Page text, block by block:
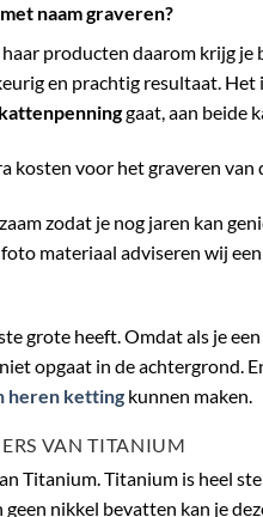
naam graveren?
producten daarom krijg je
en prachtig resultaat.
kattenpenninggaat, aan beide
kosten voor het graveren van
zodat je nog jaren kan
materiaal adviseren wij
grote heeft. Omdat als je
opgaat in de achtergrond.
heren ketting kunnen maken.
VAN TITANIUM
Titanium. Titanium is heel
geen nikkel bevatten kan je